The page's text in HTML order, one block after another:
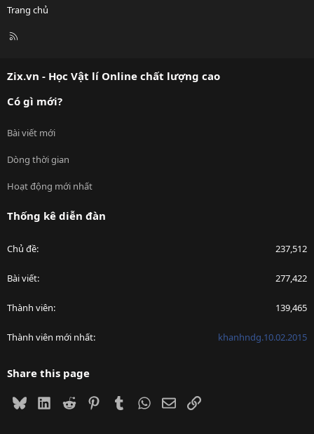
Trang chủ
R
Zix.vn - Học Vật lí Online chất lượng cao
Có gì mới?
Bài viết mới
Dòng thời gian
Hoạt động mới nhất
Thống kê diễn đàn
Chủ đề 237,512
Bài viết 277,422
Thành viên 139,465
Thành viên mới nhất khanhndg.10.02.2015
Share this page
BlueskyLinkedIn
Reddit PinterestTumblrWhatsApp
EmailLink